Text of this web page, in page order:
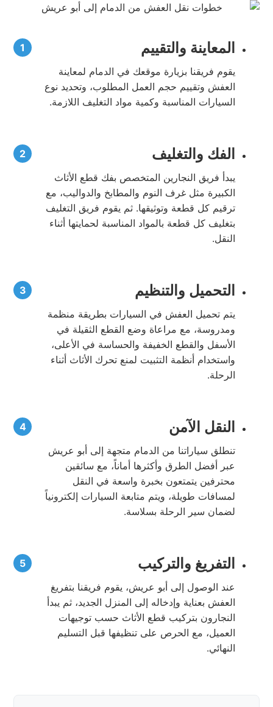
المعاينة والتقييم
يقوم فريقنا بزيارة موقعك في الدمام لمعاينة
العفش وتقييم حجم العمل المطلوب، وتحديد نوع
السيارات المناسبة وكمية مواد التغليف اللازمة.
الفك والتغليف
يبدأ فريق النجارين المتخصص بفك قطع الأثاث
الكبيرة مثل غرف النوم والمطابخ والدواليب، مع
ترقيم كل قطعة وتوثيقها. ثم يقوم فريق التغليف
بتغليف كل قطعة بالمواد المناسبة لحمايتها أثناء
النقل.
التحميل والتنظيم
يتم تحميل العفش في السيارات بطريقة منظمة
ومدروسة، مع مراعاة وضع القطع الثقيلة في
الأسفل والقطع الخفيفة والحساسة في الأعلى،
واستخدام أنظمة التثبيت لمنع تحرك الأثاث أثناء
الرحلة.
النقل الآمن
تنطلق سياراتنا من الدمام متجهة إلى أبو عريش
عبر أفضل الطرق وأكثرها أماناً، مع سائقين
محترفين يتمتعون بخبرة واسعة في النقل
لمسافات طويلة، ويتم متابعة السيارات إلكترونياً
لضمان سير الرحلة بسلاسة.
التفريغ والتركيب
عند الوصول إلى أبو عريش، يقوم فريقنا بتفريغ
العفش بعناية وإدخاله إلى المنزل الجديد، ثم يبدأ
النجارون بتركيب قطع الأثاث حسب توجيهات
العميل، مع الحرص على تنظيفها قبل التسليم
النهائي.